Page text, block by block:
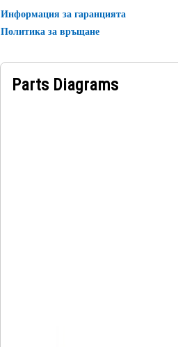
Информация за гаранцията
Политика за връщане
Parts Diagrams